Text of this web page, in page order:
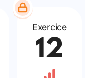
Exercice
12